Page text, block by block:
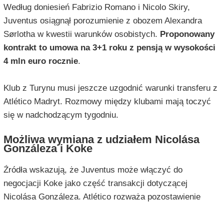
Według doniesień Fabrizio Romano i Nicolo Skiry,
Juventus osiągnął porozumienie z obozem Alexandra
Sørlotha w kwestii warunków osobistych. Proponowany
kontrakt to umowa na 3+1 roku z pensją w wysokości
4 mln euro rocznie.
Klub z Turynu musi jeszcze uzgodnić warunki transferu z
Atlético Madryt. Rozmowy między klubami mają toczyć
się w nadchodzącym tygodniu.
Możliwa wymiana z udziałem Nicolása
Gonzáleza i Koke
Źródła wskazują, że Juventus może włączyć do
negocjacji Koke jako część transakcji dotyczącej
Nicolása Gonzáleza. Atlético rozważa pozostawienie